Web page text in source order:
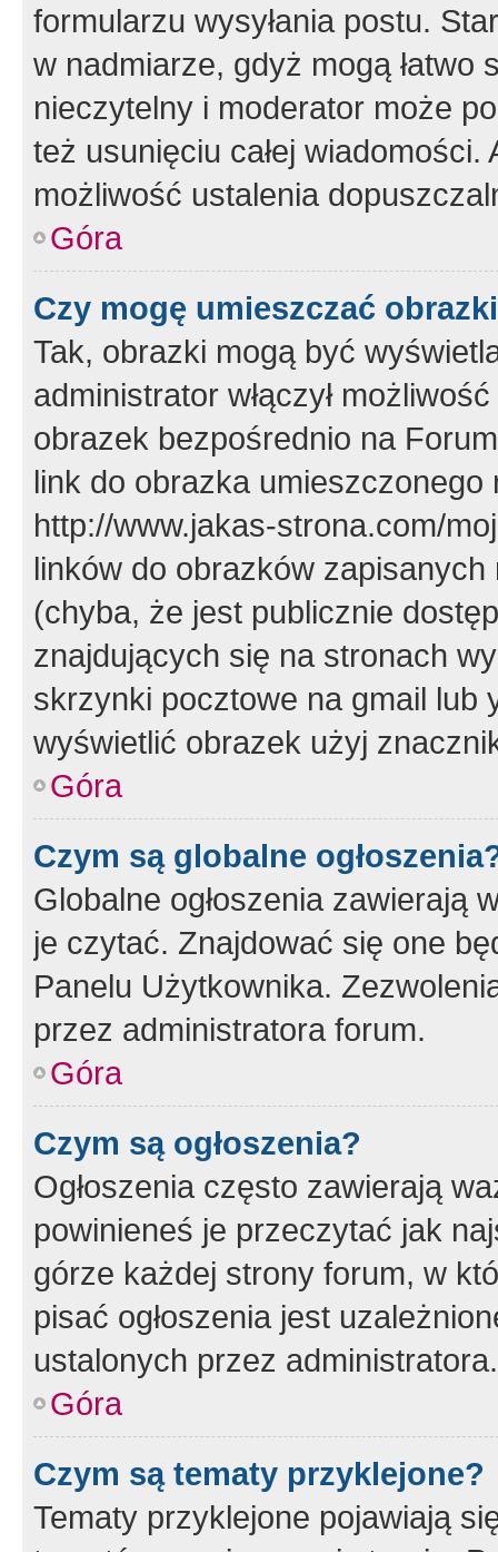
formularzu wysyłania postu.
w nadmiarze, gdyż mogą
nieczytelny i moderator może
też usunięciu całej
możliwość ustalenia
Góra
Czy mogę umieszczać
Tak, obrazki mogą być
administrator włączył
obrazek bezpośrednio na
link do obrazka
http://www.jakas-strona.com/
linków do obrazków
(chyba, że jest publicznie
znajdujących się na stronach
skrzynki pocztowe na gmail lub
wyświetlić obrazek użyj
Góra
Czym są globalne
Globalne ogłoszenia zawierają
je czytać. Znajdować się one
Panelu Użytkownika.
przez administratora forum.
Góra
Czym są ogłoszenia?
Ogłoszenia często zawierają
powinieneś je przeczytać jak
górze każdej strony forum, w
pisać ogłoszenia jest
ustalonych przez administratora.
Góra
Czym są tematy przyklejone?
Tematy przyklejone pojawiają